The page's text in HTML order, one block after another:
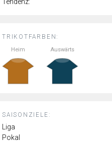
TRIKOTFARBEN:
Heim Auswärts
SAISONZIELE:
Liga
Pokal